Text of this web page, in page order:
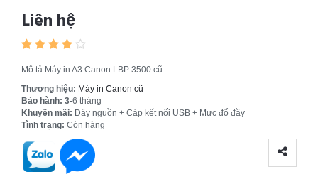
Liên hệ
Mô tả Máy in A3 Canon LBP 3500 cũ:
Thương hiệu: Máy in Canon cũ
Bảo hành: 3-6 tháng
Khuyến mãi: Dây nguồn + Cáp kết nối USB + Mực đổ đầy
Tình trạng: Còn hàng